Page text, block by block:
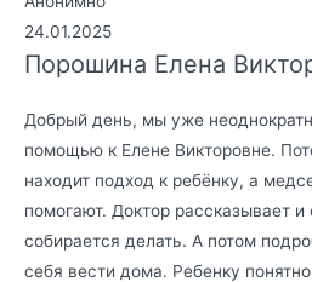
24.01.2025
Порошина Елена
Добрый день, мы уже
помощью к Елене Викторовне.
находит подход к ребёнку, а
помогают. Доктор рассказывает и
собирается делать. А потом
себя вести дома. Ребенку